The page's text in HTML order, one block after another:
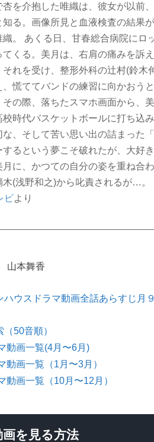
杏を介抱した唯織は、彼女が以前
知る。画像所見と血液検査の結果
織。 あくる日、甘春総合病院にロ
てくる。美月は、右肩の痛みを訴
それを受け、整形外科の辻村(鈴木
、慌ててバンドの練習に向かおう
その際、落ちたスマホ画面から、
時代バスケットボールに打ち込
な、そして苦い思い出の詰まっ
するという夢こそ破れたが、大好
月に、かつての自分の姿を重ね合
木(浅野和之)から叱責されるが…。
ビより
山本舞香
ハウスドラマ動画全話あらすじ月９
50音順）
動画一覧(4月〜6月)
動画一覧（1月〜3月）
動画一覧（10月〜12月）
画を見る方法